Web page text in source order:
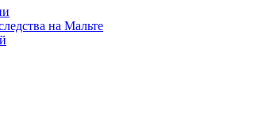
на Мальте